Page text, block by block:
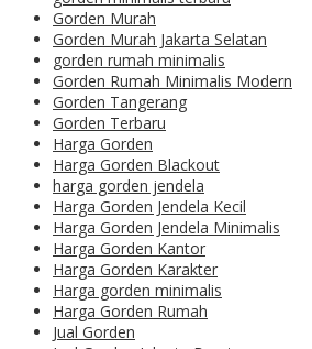
Gorden Murah
Gorden Murah Jakarta Selatan
gorden rumah minimalis
Gorden Rumah Minimalis Modern
Gorden Tangerang
Gorden Terbaru
Harga Gorden
Harga Gorden Blackout
harga gorden jendela
Harga Gorden Jendela Kecil
Harga Gorden Jendela Minimalis
Harga Gorden Kantor
Harga Gorden Karakter
Harga gorden minimalis
Harga Gorden Rumah
Jual Gorden